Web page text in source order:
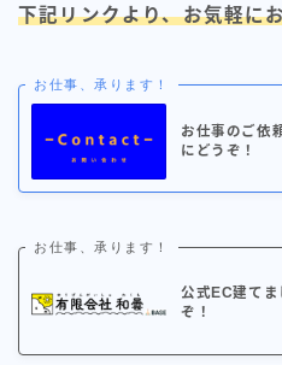
下記リンクより、お気軽に
お仕事、承ります！
お仕事のご依
にどうぞ！
お仕事、承ります！
公式EC建てま
ぞ！